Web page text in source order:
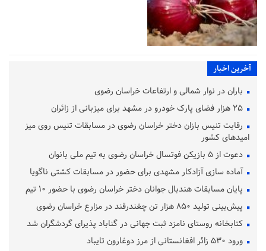
آخرین اخبار
باران در نوار شمالی و ارتفاعات خراسان رضوی
رقابت تنیس بازان دختر خراسان رضوی در مسابقات تنیس روی میز
امیدهای کشور
دعوت از ۵ بازیکن فوتسال خراسان رضوی به تیم ملی بانوان
آماده‌ سازی آزادکار مشهدی برای حضور در مسابقات کشتی ناگویا
پایان مسابقات هندبال جوانان دختر خراسان رضوی با حضور ۱۰ تیم
پیش‌بینی تولید ۸۵۰ هزار تن چغندرقند در مزارع خراسان رضوی
کتابخانه روستای نامزد ثبت جهانی در گناباد پذیرای گردشگران شد
ورود ۵۳۰ زائر افغانستانی از مرز دوغارون تایباد